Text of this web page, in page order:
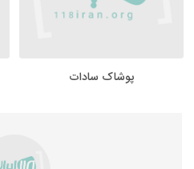
پوشاک سادات